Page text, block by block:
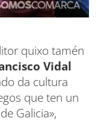
quixo tamén
Vidal
da cultura
que ten un
Galicia»,